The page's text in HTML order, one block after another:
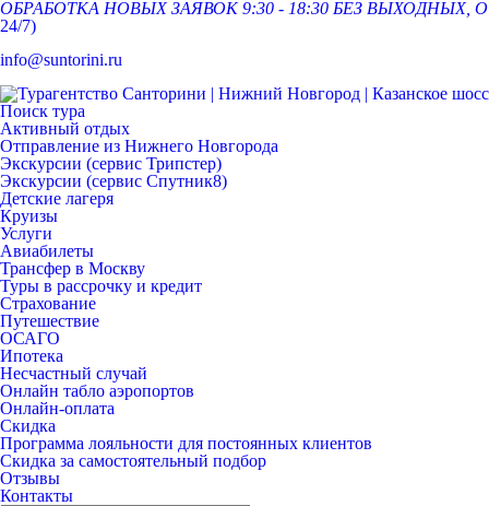
ОБРАБОТКА НОВЫХ ЗАЯВОК 9:30 - 18:30 БЕЗ
24/7)
info@suntorini.ru
Поиск тура
Активный отдых
Отправление из Нижнего Новгорода
Экскурсии (сервис Трипстер)
Экскурсии (сервис Спутник8)
Детские лагеря
Круизы
Услуги
Авиабилеты
Трансфер в Москву
Туры в рассрочку и кредит
Страхование
Путешествие
ОСАГО
Ипотека
Несчастный случай
Онлайн табло аэропортов
Онлайн-оплата
Скидка
Программа лояльности для постоянных клиентов
Скидка за самостоятельный подбор
Отзывы
Контакты